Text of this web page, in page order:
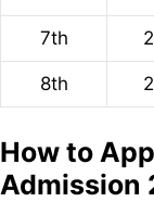
7th
8th
How to
Admission